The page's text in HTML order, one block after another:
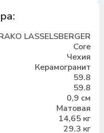
LASSELSBERGER
Core
Чехия
Керамогранит
59.8
59.8
0,9 см
Матовая
14,65 кг
29.3 кг